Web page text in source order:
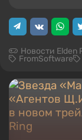
Новости Elden
FromSoftware